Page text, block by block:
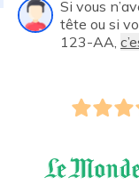
Si vous
tête ou si
123-AA,